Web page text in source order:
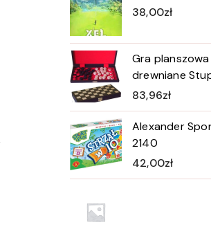
38,00zł
Gra
drewniane
83,96zł
Alexander
2140
42,00zł